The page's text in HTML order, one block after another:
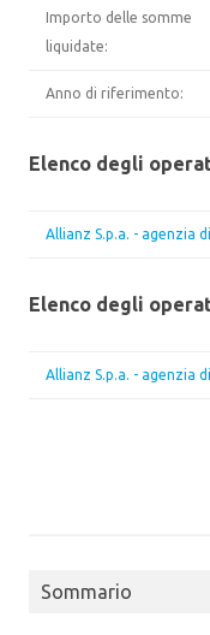
Importo delle somme
liquidate:
Anno di riferimento:
Elenco degli
Allianz S.p.a. - agenzia
Elenco degli
Allianz S.p.a. - agenzia
Sommario